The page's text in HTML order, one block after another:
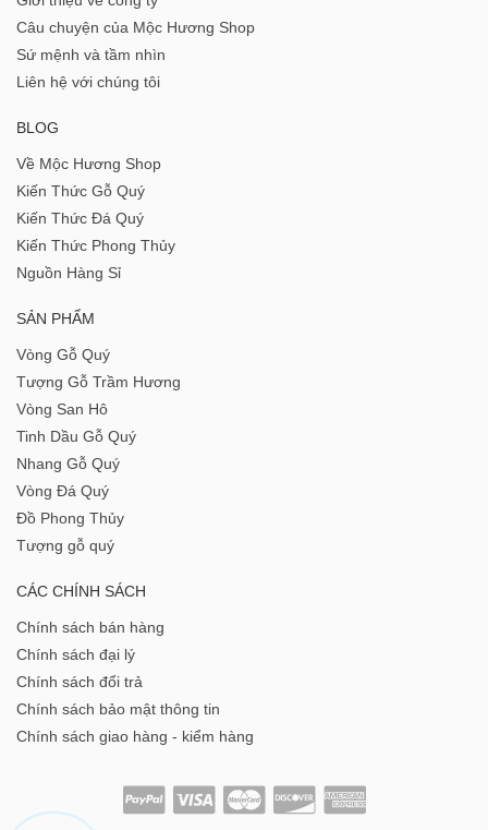
Câu chuyện của Mộc Hương Shop
Sứ mệnh và tầm nhìn
Liên hệ với chúng tôi
BLOG
Về Mộc Hương Shop
Kiến Thức Gỗ Quý
Kiến Thức Đá Quý
Kiến Thức Phong Thủy
Nguồn Hàng Sỉ
SẢN PHẨM
Vòng Gỗ Quý
Tượng Gỗ Trầm Hương
Vòng San Hô
Tinh Dầu Gỗ Quý
Nhang Gỗ Quý
Vòng Đá Quý
Đồ Phong Thủy
Tượng gỗ quý
CÁC CHÍNH SÁCH
Chính sách bán hàng
Chính sách đại lý
Chính sách đổi trả
Chính sách bảo mật thông tin
Chính sách giao hàng - kiểm hàng